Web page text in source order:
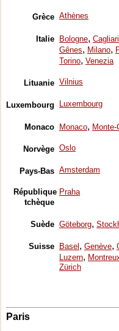
Grèce Athènes
Italie Bologne, Cagliari
Gênes, Milano,
Torino, Venezia
Lituanie Vilnius
Luxembourg Luxembourg
Monaco Monaco, Monte-
Norvège Oslo
Pays-Bas Amsterdam
République
tchèque
Praha
Suède Göteborg,
Suisse Basel , Genève,
Luzern,
Zürich
Paris